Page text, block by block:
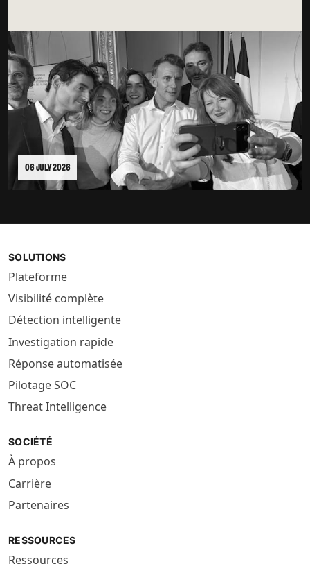
06 JULY 2026
SOLUTIONS
Plateforme
Visibilité complète
Détection intelligente
Investigation rapide
Réponse automatisée
Pilotage SOC
Threat Intelligence
SOCIÉTÉ
À propos
Carrière
Partenaires
RESSOURCES
Ressources